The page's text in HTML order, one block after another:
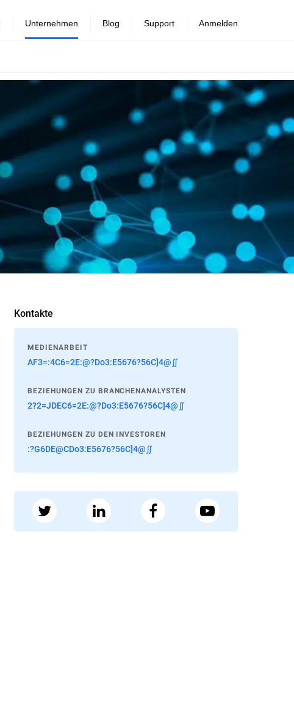
Unternehmen Blog Support Anmelden
Kontakte
MEDIENARBEIT
AF3=:4C6=2E:@?Do3:E5676?56C]4@∬
BEZIEHUNGEN ZU BRANCHENANALYSTEN
2?2=JDEC6=2E:@?Do3:E5676?56C]4@∬
BEZIEHUNGEN ZU DEN INVESTOREN
:?G6DE@CDo3:E5676?56C]4@∬